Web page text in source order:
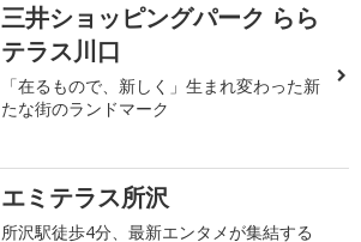
三井ショッピングパーク らら
テラス川口
「在るもので、新しく」生まれ変わった新
たな街のランドマーク
エミテラス所沢
所沢駅徒歩4分、最新エンタメが集結する